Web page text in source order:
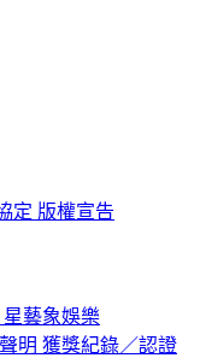
定 版權宣告
星藝象娛樂
明 獲獎紀錄／認證